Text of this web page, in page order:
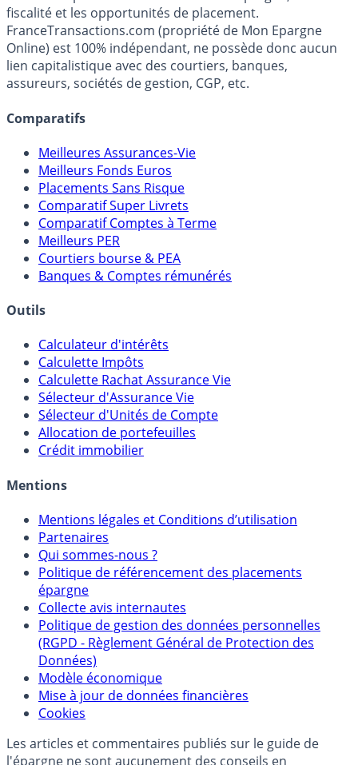
Premier guide épargne de France, en ligne depuis 2001.
Média indépendant de référence sur l'épargne, la
fiscalité et les opportunités de placement.
FranceTransactions.com (propriété de Mon Epargne
Online) est 100% indépendant, ne possède donc aucun
assureurs, sociétés de gestion, CGP, etc.
Comparatifs
Meilleures Assurances-Vie
Meilleurs Fonds Euros
Placements Sans Risque
Comparatif Super Livrets
Comparatif Comptes à Terme
Meilleurs PER
Banques & Comptes rémunérés
Outils
Calculateur d'intérêts
Calculette Impôts
Calculette Rachat Assurance Vie
Sélecteur d'Assurance Vie
Sélecteur d'Unités de Compte
Crédit immobilier
Mentions
Mentions légales et Conditions d’utilisation
Partenaires
Qui sommes-nous ?
Politique de référencement des placements
épargne
Collecte avis internautes
Politique de gestion des données personnelles
(RGPD - Règlement Général de Protection des
Données)
Modèle économique
Cookies